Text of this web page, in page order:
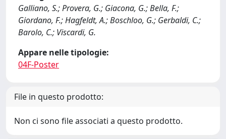
Galliano, S.; Provera, G.; Giacona, G.; Bella, F.;
Giordano, F.; Hagfeldt, A.; Boschloo, G.; Gerbaldi, C.;
Barolo, C.; Viscardi, G.
Appare nelle tipologie:
04F-Poster
File in questo prodotto:
Non ci sono file associati a questo prodotto.